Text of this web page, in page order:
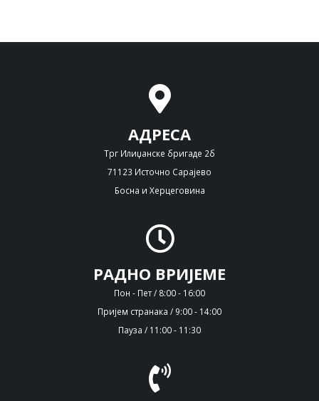
АДРЕСА
Трг Илиџанске бригаде 2б
71123 Источно Сарајево
Босна и Херцеговина
РАДНО ВРИЈЕМЕ
Пон - Пет / 8:00 - 16:00
Пријем странака / 9:00 - 14:00
Пауза / 11:00 - 11:30